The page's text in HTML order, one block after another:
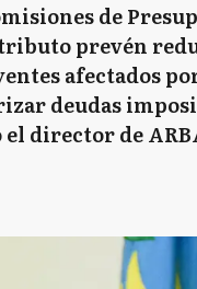
de
prevén
afectados
deudas
director de